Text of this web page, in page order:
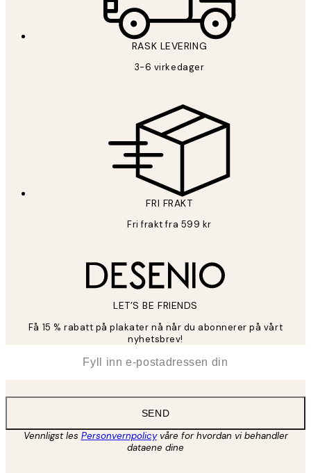
RASK LEVERING
3-6 virkedager
FRI FRAKT
Fri frakt fra 599 kr
LET’S BE FRIENDS
Få 15 % rabatt på plakater nå når du abonnerer på vårt
nyhetsbrev!
SEND
Vennligst les Personvernpolicyvåre for hvordan vi behandler
dataene dine